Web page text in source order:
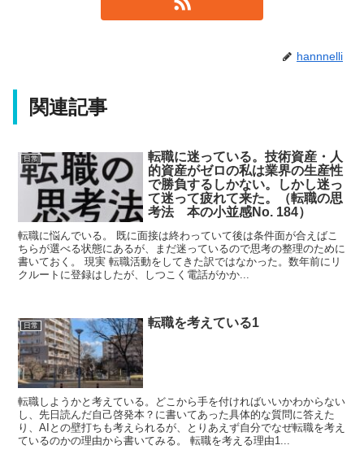
hannnelli
関連記事
日常
転職に迷っている。技術資産・人
的資産がゼロの私は業界の生産性
で勝負するしかない。しかし迷っ
て迷って疲れて来た。（転職の思
考法 本の小並感No. 184）
転職に悩んでいる。 既に面接は終わっていて後は条件面が合えばこ
ちらが選べる状態にあるが、まだ迷っているので思考の整理のために
書いておく。 現実 転職活動をしてきた訳ではなかった。数年前にリ
クルートに登録はしたが、しつこく電話がかか...
日常 転職を考えている1
転職しようかと考えている。どこから手を付ければいいかわからない
し、先日読んだ自己啓発本？に書いてあった具体的な質問に答えた
り、AIとの壁打ちも考えられるが、とりあえず自分でなぜ転職を考え
ているのかの理由から書いてみる。 転職を考える理由1...